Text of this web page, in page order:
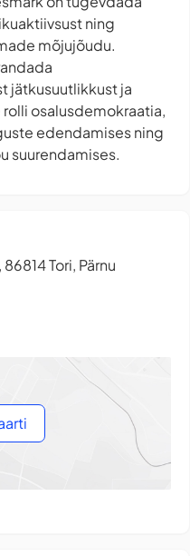
ning
mõjujõudu.
jätkusuutlikkust ja
osalusdemokraatia,
edendamises ning
suurendamises.
Tori, Pärnu